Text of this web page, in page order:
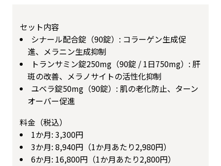
セット内容
シナール配合錠（90錠）: コラーゲン生成促
進、メラニン生成抑制
トランサミン錠250mg（90錠 / 1日750mg）: 肝
斑の改善、メラノサイトの活性化抑制
ユベラ錠50mg（90錠）: 肌の老化防止、ターン
オーバー促進
料金（税込）
1か月: 3,300円
3か月: 8,940円（1か月あたり2,980円）
6か月: 16,800円（1か月あたり2,800円）